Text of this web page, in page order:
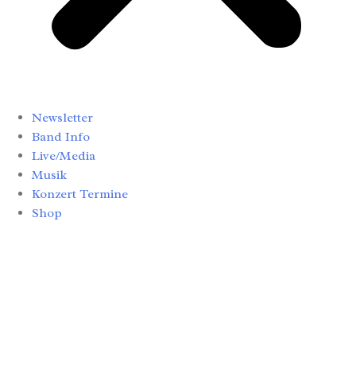
Newsletter
Band Info
Live/Media
Musik
Konzert Termine
Shop